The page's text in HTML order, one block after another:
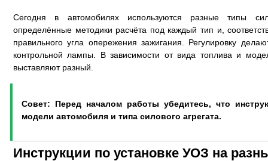
Сегодня в автомобилях используются разные типы
определённые методики расчёта под каждый тип и,
правильного угла опережения зажигания. Регулировку
контрольной лампы. В зависимости от вида топлива и
выставляют разный.
Совет: Перед началом работы убедитесь, что
модели автомобиля и типа силового агрегата.
Инструкции по установке УОЗ на